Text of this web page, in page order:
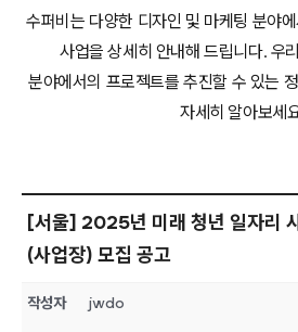
수퍼비는 다양한 디자인 및 마케팅 분야
사업을 상세히 안내해 드립니다. 우
분야에서의 프로젝트를 추진할 수 있는
자세히 알아보세
[서울] 2025년 미래 청년 일자리
(사업장) 모집 공고
작성자 jwdo